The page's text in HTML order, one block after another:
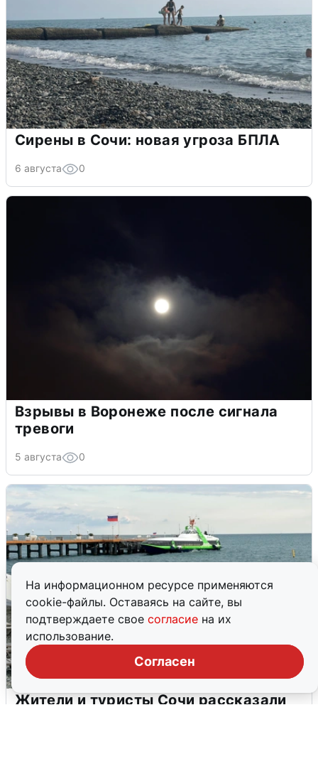
На информационном ресурсе применяются
cookie-файлы. Оставаясь на сайте, вы
подтверждаете свое согласие на их
использование.
Согласен
Сирены в Сочи: новая угроза БПЛА
6 августа 0
Взрывы в Воронеже после сигнала
тревоги
5 августа 0
Жители и туристы Сочи рассказали